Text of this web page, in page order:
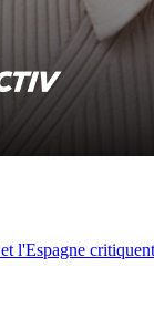
l'Espagne